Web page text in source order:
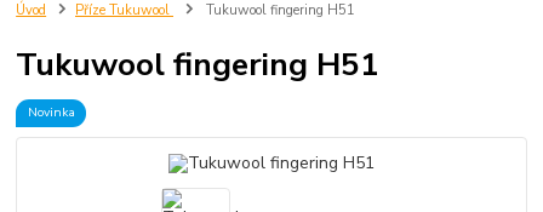
Úvod Příze Tukuwool Tukuwool fingering H51
Tukuwool fingering H51
Novinka